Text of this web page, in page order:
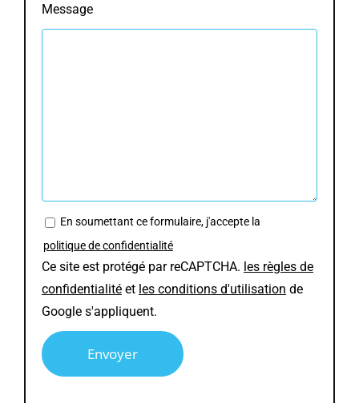
Message
En soumettant ce formulaire, j'accepte la
politique de confidentialité
Ce site est protégé par reCAPTCHA. les règles de
confidentialité et les conditions d'utilisation de
Google s'appliquent.